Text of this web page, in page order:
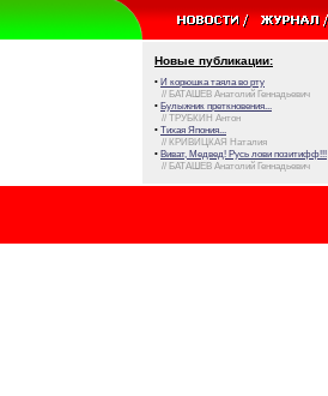
Новые публикации:
• И корюшка таяла во рту
// БАТАШЕВ Анатолий Геннадьевич
• Булыжник преткновения...
// ТРУБКИН Антон
• Тихая Япония...
// КРИВИЦКАЯ Наталия
• Виват, Медвед! Русь лови позитифф!!!
// БАТАШЕВ Анатолий Геннадьевич